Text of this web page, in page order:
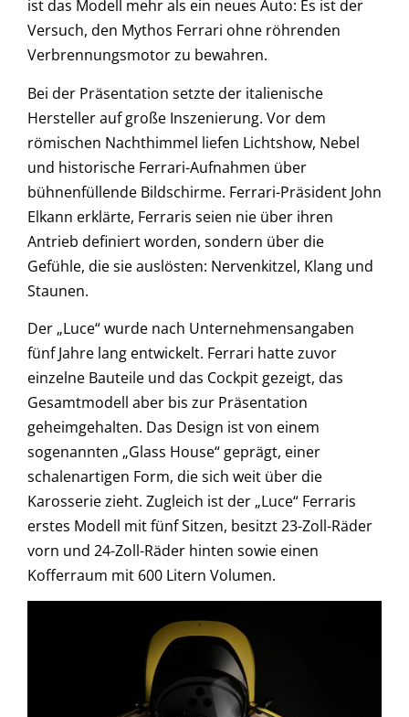
ist das Modell mehr als ein neues Auto: Es ist der
Versuch, den Mythos Ferrari ohne röhrenden
Verbrennungsmotor zu bewahren.
Bei der Präsentation setzte der italienische
Hersteller auf große Inszenierung. Vor dem
römischen Nachthimmel liefen Lichtshow, Nebel
und historische Ferrari-Aufnahmen über
bühnenfüllende Bildschirme. Ferrari-Präsident John
Elkann erklärte, Ferraris seien nie über ihren
Antrieb definiert worden, sondern über die
Gefühle, die sie auslösten: Nervenkitzel, Klang und
Staunen.
Der „Luce“ wurde nach Unternehmensangaben
fünf Jahre lang entwickelt. Ferrari hatte zuvor
einzelne Bauteile und das Cockpit gezeigt, das
Gesamtmodell aber bis zur Präsentation
geheimgehalten. Das Design ist von einem
sogenannten „Glass House“ geprägt, einer
schalenartigen Form, die sich weit über die
Karosserie zieht. Zugleich ist der „Luce“ Ferraris
erstes Modell mit fünf Sitzen, besitzt 23-Zoll-Räder
vorn und 24-Zoll-Räder hinten sowie einen
Kofferraum mit 600 Litern Volumen.